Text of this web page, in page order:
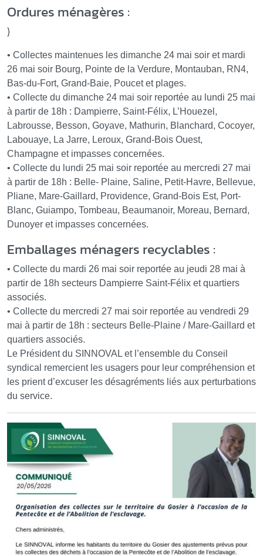
Ordures ménagères :
}
• Collectes maintenues les dimanche 24 mai soir et mardi
26 mai soir Bourg, Pointe de la Verdure, Montauban, RN4,
Bas-du-Fort, Grand-Baie, Poucet et plages.
• Collecte du dimanche 24 mai soir reportée au lundi 25 mai
à partir de 18h : Dampierre, Saint-Félix, L’Houezel,
Labrousse, Besson, Goyave, Mathurin, Blanchard, Cocoyer,
Labouaye, La Jarre, Leroux, Grand-Bois Ouest,
Champagne et impasses concernées.
• Collecte du lundi 25 mai soir reportée au mercredi 27 mai
à partir de 18h : Belle- Plaine, Saline, Petit-Havre, Bellevue,
Pliane, Mare-Gaillard, Providence, Grand-Bois Est, Port-
Blanc, Guiampo, Tombeau, Beaumanoir, Moreau, Bernard,
Dunoyer et impasses concernées.
Emballages ménagers recyclables :
• Collecte du mardi 26 mai soir reportée au jeudi 28 mai à
partir de 18h secteurs Dampierre Saint-Félix et quartiers
associés.
• Collecte du mercredi 27 mai soir reportée au vendredi 29
mai à partir de 18h : secteurs Belle-Plaine / Mare-Gaillard et
quartiers associés.
Le Président du SINNOVAL et l’ensemble du Conseil
syndical remercient les usagers pour leur compréhension et
les prient d’excuser les désagréments liés aux perturbations
du service.